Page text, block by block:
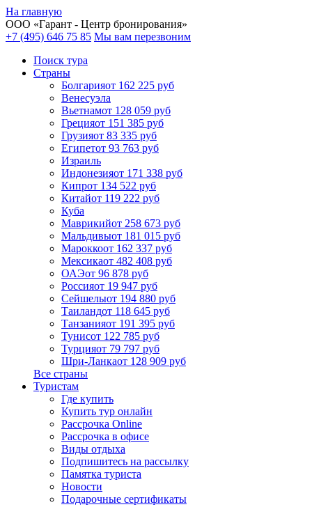
На главную
ООО «Гарант - Центр бронирования»
+7 (495) 646 75 85 Мы вам перезвоним
Поиск тура
Cтраны
Болгарияот 162 225 руб
Венесуэла
Вьетнамот 128 059 руб
Грецияот 151 385 руб
Грузияот 83 335 руб
Египетот 93 763 руб
Израиль
Индонезияот 171 338 руб
Кипрот 134 522 руб
Китайот 119 222 руб
Куба
Маврикийот 258 673 руб
Мальдивыот 181 015 руб
Мароккоот 162 337 руб
Мексикаот 482 408 руб
ОАЭот 96 878 руб
Россияот 19 947 руб
Сейшелыот 194 880 руб
Таиландот 118 645 руб
Танзанияот 191 395 руб
Тунисот 122 785 руб
Турцияот 79 797 руб
Шри-Ланкаот 128 909 руб
Все страны
Туристам
Где купить
Купить тур онлайн
Рассрочка Online
Рассрочка в офисе
Виды отдыха
Подпишитесь на рассылку
Памятка туриста
Новости
Подарочные сертификаты